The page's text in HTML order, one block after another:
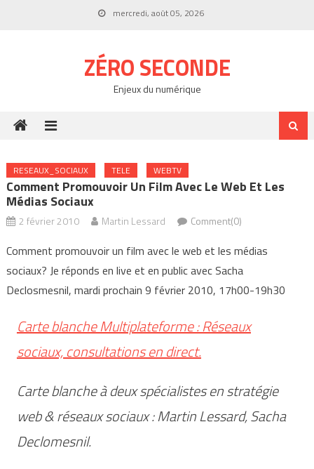
mercredi, août 05, 2026
ZÉRO SECONDE
Enjeux du numérique
RESEAUX_SOCIAUX TELE WEBTV
Comment Promouvoir Un Film Avec Le Web Et Les
Médias Sociaux
2 février 2010 Martin Lessard Comment(0)
Comment promouvoir un film avec le web et les médias
sociaux? Je réponds en live et en public avec Sacha
Declosmesnil, mardi prochain 9 février 2010, 17h00-19h30
Carte blanche Multiplateforme : Réseaux
sociaux, consultations en direct.
Carte blanche à deux spécialistes en stratégie
web & réseaux sociaux : Martin Lessard, Sacha
Declomesnil.